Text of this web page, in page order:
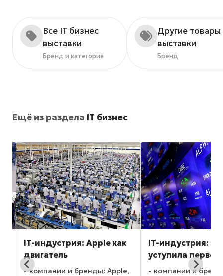
Все IT бизнес
выставки
Бренд и категория
Другие товары
выставки
Бренд
Ещё из раздела IT бизнес
IT-индустрия: Apple как
двигатель
компании и бренды: Apple,
IT-индустрия:
уступила
компании и